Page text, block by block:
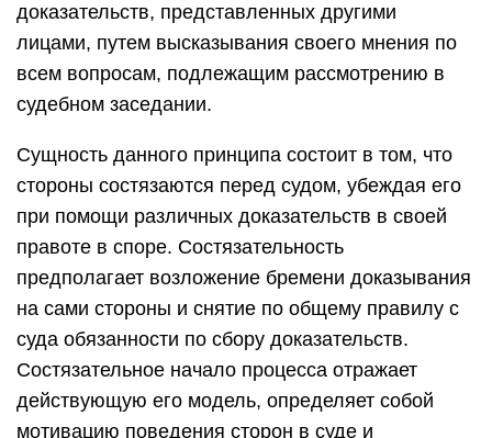
доказательств, представленных другими
лицами, путем высказывания своего мнения по
всем вопросам, подлежащим рассмотрению в
судебном заседании.
Сущность данного принципа состоит в том, что
стороны состязаются перед судом, убеждая его
при помощи различных доказательств в своей
правоте в споре. Состязательность
предполагает возложение бремени доказывания
на сами стороны и снятие по общему правилу с
суда обязанности по сбору доказательств.
Состязательное начало процесса отражает
действующую его модель, определяет собой
мотивацию поведения сторон в суде и